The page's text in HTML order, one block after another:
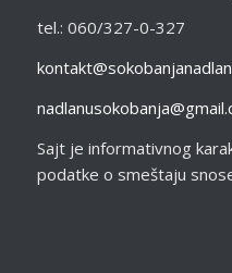
tel.: 060/327-0-327
Sajt je informativnog
podatke o smeštaju